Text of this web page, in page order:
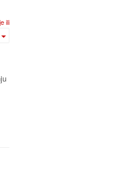
plin